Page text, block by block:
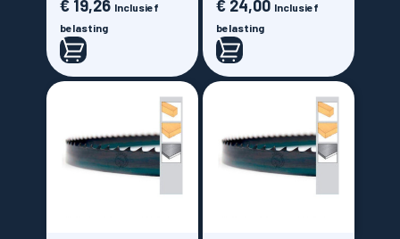
Prijs
€ 19,26 Inclusief
belasting
Prijs
€ 24,00 Inclusief
belasting